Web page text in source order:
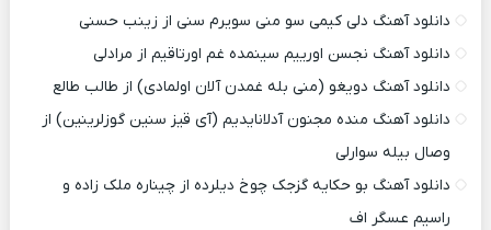
دانلود آهنگ دلی کیمی سو منی سویرم سنی از زینب حسنی
دانلود آهنگ نجسن اورییم سینمده غم اورتاقیم از مرادلی
دانلود آهنگ دویغو (منی بله غمدن آلان اولمادی) از طالب طالع
دانلود آهنگ منده مجنون آدلانایدیم (آی قیز سنین گوزلرینین) از
وصال بیله سوارلی
دانلود آهنگ بو حکایه گزجک چوخ دیلرده از چیناره ملک زاده و
راسیم عسگر اف